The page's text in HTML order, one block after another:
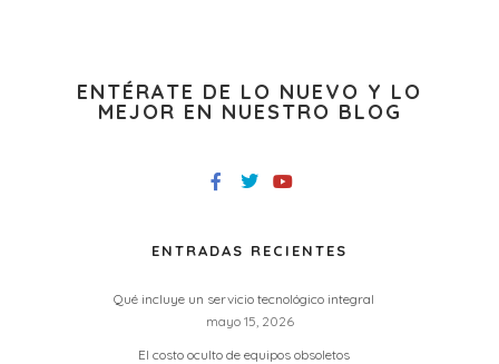
ENTÉRATE DE LO NUEVO Y LO
MEJOR EN NUESTRO BLOG
ENTRADAS RECIENTES
Qué incluye un servicio tecnológico integral
mayo 15, 2026
El costo oculto de equipos obsoletos